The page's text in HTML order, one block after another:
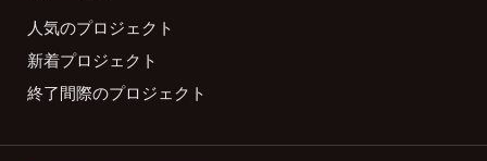
人気のプロジェクト
新着プロジェクト
終了間際のプロジェクト